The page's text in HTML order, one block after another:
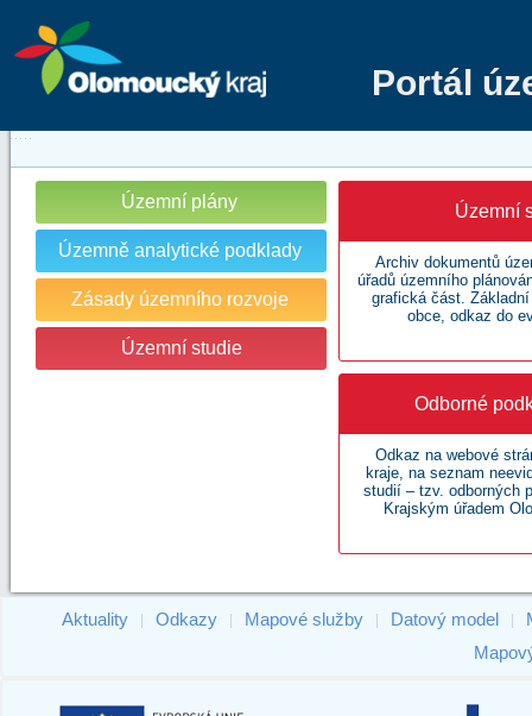
Portál
Územní plány
Územně analytické podklady
Zásady územního rozvoje
Územní studie
Územní
Archiv dokumentů
úřadů územního
grafická část.
obce, odkaz do
Odborné
Odkaz na webové
kraje, na seznam
studií – tzv. odborných
Krajským úřadem
Aktuality Odkazy Mapové služby Datový model